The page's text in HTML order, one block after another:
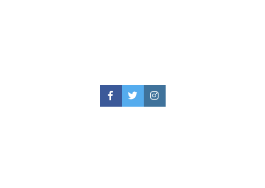
FacebookTwitterInstagram